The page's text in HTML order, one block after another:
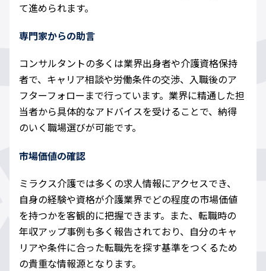
て進められます。
専門家からの助言
コンサルタントの多くは業界出身者や介護資格保持
者で、キャリア相談や労働条件の交渉、入職後のア
フターフォローまで行っています。業界に精通した担
当者から具体的なアドバイスを受けることで、納得
のいく職場選びが可能です。
市場価値の確認
ミラクス介護では多くの求人情報にアクセスでき、
自身の経験や資格が介護業界でどの程度の市場価値
を持つかを客観的に把握できます。また、転職時の
年収アップ事例も多く報告されており、自分のキャ
リアや条件に合った転職先を探す基準をつくるため
の貴重な情報源となります。